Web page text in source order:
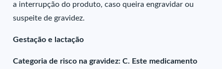
a interrupção do produto, caso queira engravidar ou
suspeite de gravidez.
Gestação e lactação
Categoria de risco na gravidez: C. Este medicamento